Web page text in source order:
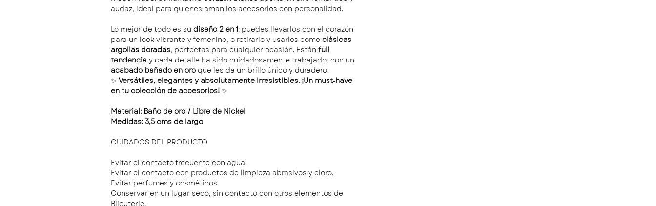
audaz, ideal para quienes aman los accesorios con personalidad.
Lo mejor de todo es su diseño 2 en 1: puedes llevarlos con el corazón
para un look vibrante y femenino, o retirarlo y usarlos como clásicas
argollas doradas, perfectas para cualquier ocasión. Están full
tendencia y cada detalle ha sido cuidadosamente trabajado, con un
acabado bañado en oro que les da un brillo único y duradero.
✨ Versátiles, elegantes y absolutamente irresistibles. ¡Un must-have
en tu colección de accesorios! ✨
Material: Baño de oro / Libre de Nickel
Medidas: 3,5 cms de largo
CUIDADOS DEL PRODUCTO
Evitar el contacto frecuente con agua.
Evitar el contacto con productos de limpieza abrasivos y cloro.
Evitar perfumes y cosméticos.
Conservar en un lugar seco, sin contacto con otros elementos de
Bijouterie.